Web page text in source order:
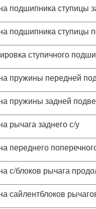
подшипника ступицы
подшипника ступицы
ступичного
пружины передней
пружины задней
рычага заднего с/у
переднего
с/блоков рычага
сайлентблоков